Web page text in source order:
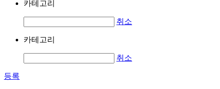
카테고리
취소
카테고리
취소
등록